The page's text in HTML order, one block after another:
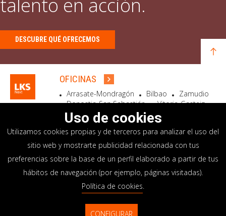
talento en acción.
DESCUBRE QUÉ OFRECEMOS
OFICINAS
Arrasate-Mondragón Bilbao
Zamudio
Donostia-San Sebastián
Vitoria-Gasteiz
Madrid
El Astillero Bidart
SEDE SOCIAL
Goiru, 7 Arrasate-Mondragón
CP 20500 GIPUZKOA – SPAIN
+34 900 84 14 14
info@lksnext.com
Uso de cookies
Utilizamos cookies propias y de terceros para analizar el uso del
sitio web y mostrarte publicidad relacionada con tus
preferencias sobre la base de un perfil elaborado a partir de tus
hábitos de navegación (por ejemplo, páginas visitadas).
Política de cookies.
CONFIGURAR